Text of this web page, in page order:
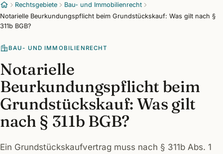
Rechtsgebiete
Bau- und Immobilienrecht
Notarielle Beurkundungspflicht beim Grundstückskauf: Was gilt nach §
311b BGB?
BAU- UND IMMOBILIENRECHT
Notarielle
Beurkundungspflicht beim
Grundstückskauf: Was gilt
nach § 311b BGB?
Ein Grundstückskaufvertrag muss nach § 311b Abs. 1